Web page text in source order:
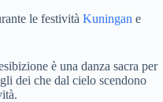
le festività Kuningan e
è una danza sacra per
dei che dal cielo scendono